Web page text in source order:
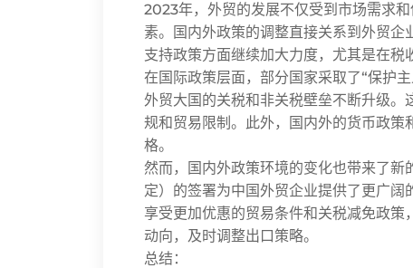
2023年，外贸的发展不仅受到市场需求
素。国内外政策的调整直接关系到外贸
支持政策方面继续加大力度，尤其是在税
在国际政策层面，部分国家采取了“保护
外贸大国的关税和非关税壁垒不断升级
规和贸易限制。此外，国内外的货币政
格。
然而，国内外政策环境的变化也带来了
定）的签署为中国外贸企业提供了更广
享受更加优惠的贸易条件和关税减免政
动向，及时调整出口策略。
总结：